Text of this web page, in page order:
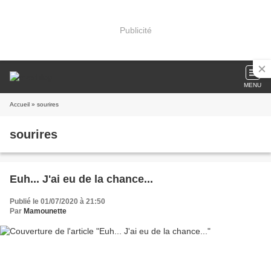
Publicité
MENU
Accueil » sourires
sourires
Euh... J'ai eu de la chance...
Publié le 01/07/2020 à 21:50
Par Mamounette